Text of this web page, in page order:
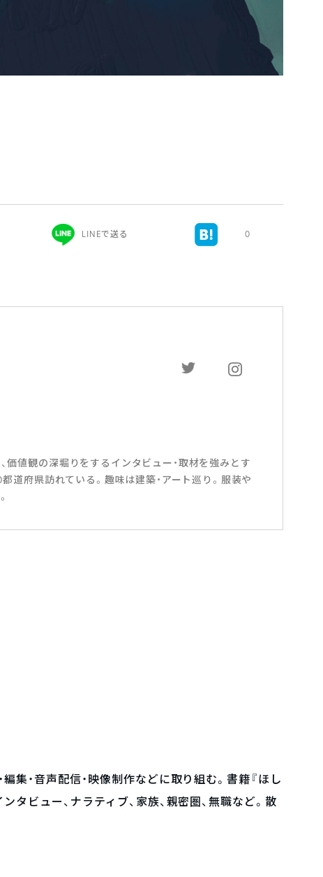
LINEで送る 0
価値観の深堀りをするインタビュー・取材を強みとす
道府県訪れている。趣味は建築・アート巡り。服装や
集・音声配信・映像制作などに取り組む。書籍『ほし
タビュー、ナラティブ、家族、親密圏、無職など。散